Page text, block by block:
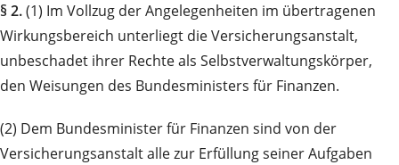
§ 2.(1) Im Vollzug der Angelegenheiten im übertragenen
Wirkungsbereich unterliegt die Versicherungsanstalt,
unbeschadet ihrer Rechte als Selbstverwaltungskörper,
den Weisungen des Bundesministers für Finanzen.
(2) Dem Bundesminister für Finanzen sind von der
Versicherungsanstalt alle zur Erfüllung seiner Aufgaben